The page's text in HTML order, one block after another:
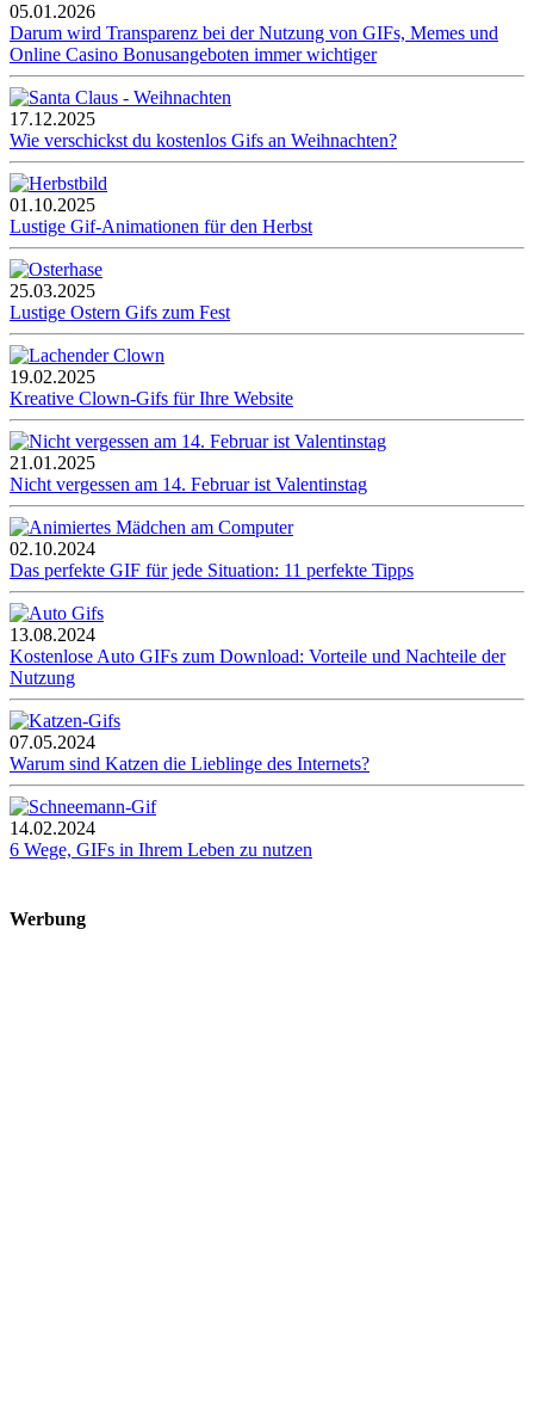
05.01.2026
Darum wird Transparenz bei der Nutzung von GIFs, Memes und
Online Casino Bonusangeboten immer wichtiger
17.12.2025
Wie verschickst du kostenlos Gifs an Weihnachten?
01.10.2025
Lustige Gif-Animationen für den Herbst
25.03.2025
Lustige Ostern Gifs zum Fest
19.02.2025
Kreative Clown-Gifs für Ihre Website
21.01.2025
Nicht vergessen am 14. Februar ist Valentinstag
02.10.2024
Das perfekte GIF für jede Situation: 11 perfekte Tipps
13.08.2024
Kostenlose Auto GIFs zum Download: Vorteile und Nachteile der
Nutzung
07.05.2024
Warum sind Katzen die Lieblinge des Internets?
14.02.2024
6 Wege, GIFs in Ihrem Leben zu nutzen
Werbung